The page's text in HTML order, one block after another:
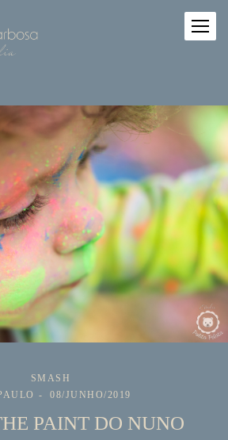
SMASH
08/JUNHO/2019
PAINT DO NUNO